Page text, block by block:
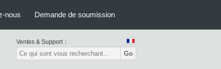
nous Demande de soumission
Ventes & Support：
Go